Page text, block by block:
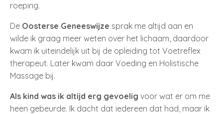
roeping.
De Oosterse Geneeswijze sprak me altijd aan en
wilde ik graag meer weten over het lichaam, daardoor
kwam ik uiteindelijk uit bij de opleiding tot Voetreflex
therapeut. Later kwam daar Voeding en Holistische
Massage bij.
Als kind was ik altijd erg gevoelig voor wat er om me
heen gebeurde. Ik dacht dat iedereen dat had, maar ik